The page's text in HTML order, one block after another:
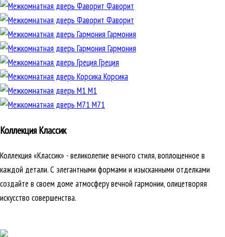
Фаворит
Фаворит
Гармония
Гармония
Греция
Корсика
М1
М71
Коллекция Классик
Коллекция «Классик» - великолепие вечного стиля, воплощенное в
каждой детали. С элегантными формами и изысканными отделками
создайте в своем доме атмосферу вечной гармонии, олицетворяя
искусство совершенства.